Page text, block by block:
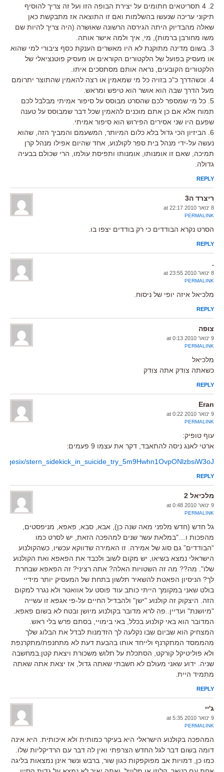
2. 4 תסריטאים חתומים על יצירת הבופה הזו ועל זה צריך להוסיף
תיקוני עריכה שנעשו בהשלמות ואם זו התוצאה אז מתבקשת כאן
שאלה מהבדיוק היתה הגירסה הרשונה שאושרה (היה צריך להיות שם
משו מחורבן ברמות), מי, איך ולמה אישר אותה.
3. בשום מדינה מתוקנת לא היו מאשרים הענקת כסף ציבורי למי שהוא
או מעסיק בפועל של הלקטורים הקוראים או מעסיק פוטנציאלי של
הלקטורים הקובעים, נראה אותם מסתסכים איתו.
4. וכשהדרך כ"כ בזויה כל מי שמאמין או רצה להאמין שהתוצר יתרומם
מעל הדרך שבה הוא אושר הוא טיפש ומראש.
5. כל מי שמספר לכם שהסרט מבוסס על סיפור אמיתי מבלבל לכם
תמוח אלא אם כן אתם מוכנים להאמין שכל דבר שמבוסס על טענה
שפעם היו שני אסירים הפירוש הוא סיפור אמיתי.
6. הביזיון הכי גדול בלא כלום המיותר, המשעמם והמביך הזה, שהוא
נעשה על-ידי מנהל בית ספר לקולנוע, אחד שהיום אפילו מנהל קרן
תמיכה, שאם זו אומנותו, אומנותו ותפיסת עולמו, הרי שכולם בבעיה
גדולה.
REPLY
ריצרד ה3
8 ינואר 2010 at 22:17
PERMALINK
הסרט נקרא הבודדים כי רק בודדים יצפו בו.
REPLY
.
8 ינואר 2010 at 23:55
PERMALINK
מלכיאל איזה יופי של ניסוח.
REPLY
צופה
9 ינואר 2010 at 0:13
PERMALINK
מלכיאל
כשאתה צודק אתה צודק
REPLY
Eran
9 ינואר 2010 at 0:22
PERMALINK
עוף טופיק:
ארטי לאנג ניסה להתאבד, דקר את עצמו 9 פעמים:
stern_sidekick_in_suicide_try_5m9Hwhn1OvpONlzbsiW3oJ
REPLY
מלכיאל 2
9 ינואר 2010 at 0:48
PERMALINK
גל חדש (חדש מלפני מאה שנה כן), אבא, סבא, פאפא, מניפסטים,
מהפכות ו…"במלאת עשר שנים למהפכה הזאת, יש לסרט כמו
“הבודדים” גם סוג של אמירה. זו האמירה שדווקא עכשיו, כשהקולנוע
הישראלי נמצא בשיאו, יש מקום לשוב ולכבד את הפאפא ואת הקולנוע
שלו". מה?? מה זה השטויות האלה? אתה רציני? זה הפאפא שבחרת
לך? הניסיון הפאטת להשאיר תלשון בתחת של המעסיק יותר מידיי
בולט שאני במקומך הייתי כותב עוד פוסט על אוואטר ולא נגרר למקום
הזה. היצקוק זה קולנוע "ישן" ולהבדיל החיים על-פי אגפא זו עשייה
"מיושנת" ועדיין..פה לרא מדובר בקולנוע מיושן ובטח לא בשום פאפא.
המדובר הוא באי קולנוע בכלל, באי בימויי, בסתם פרש בלי ראש.
המצחיק הוא שביום שבו נקלעה לך הזדמנות לבדל את הבלוג שלך
מהממסד המתקרנף ולייחד אותו בהבעת דעת לא מתחנפת/מתקרנפת
ולא פוליטיקל קורקט, הסתכלת על תלוש משכורת ויצאת קטן.במחשבה
שניה. ידוע שאני מעולם לא חשבתי שאתה גדול, אז יצאת אתה שאתה
מתמיד היית.
REPLY
ג'יי
9 ינואר 2010 at 5:35
PERMALINK
המהפכה בקולנוע הישראלי היא בעיקר כמותית ולא איכותית. היא אינה
דומה בשום דבר לגל החדש הצרפתי ואין לה דבר עם הרדיקליות שלו.
כמו כן, דמויות אב מפוקפקות כגון שור, ברבש ונשר אינן נמצאות בליגה